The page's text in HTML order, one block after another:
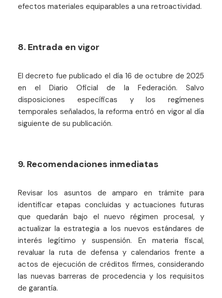
efectos materiales equiparables a una retroactividad.
8. Entrada en vigor
El decreto fue publicado el día 16 de octubre de 2025
en el Diario Oficial de la Federación. Salvo
disposiciones específicas y los regímenes
temporales señalados, la reforma entró en vigor al día
siguiente de su publicación.
9. Recomendaciones inmediatas
Revisar los asuntos de amparo en trámite para
identificar etapas concluidas y actuaciones futuras
que quedarán bajo el nuevo régimen procesal, y
actualizar la estrategia a los nuevos estándares de
interés legítimo y suspensión. En materia fiscal,
revaluar la ruta de defensa y calendarios frente a
actos de ejecución de créditos firmes, considerando
las nuevas barreras de procedencia y los requisitos
de garantía.